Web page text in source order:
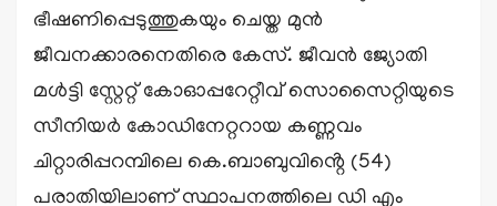
ഭീഷണിപ്പെടുത്തുകയും ചെയ്ത മുൻ
ജീവനക്കാരനെതിരെ കേസ്. ജീവൻ ജ്യോതി
മൾട്ടി സ്റ്റേറ്റ് കോഓപ്പറേറ്റീവ് സൊസൈറ്റിയുടെ
സീനിയർ കോഡിനേറ്ററായ കണ്ണവം
ചിറ്റാരിപ്പറമ്പിലെ കെ.ബാബുവിൻ്റെ (54)
പരാതിയിലാണ് സ്ഥാപനത്തിലെ ഡി എം